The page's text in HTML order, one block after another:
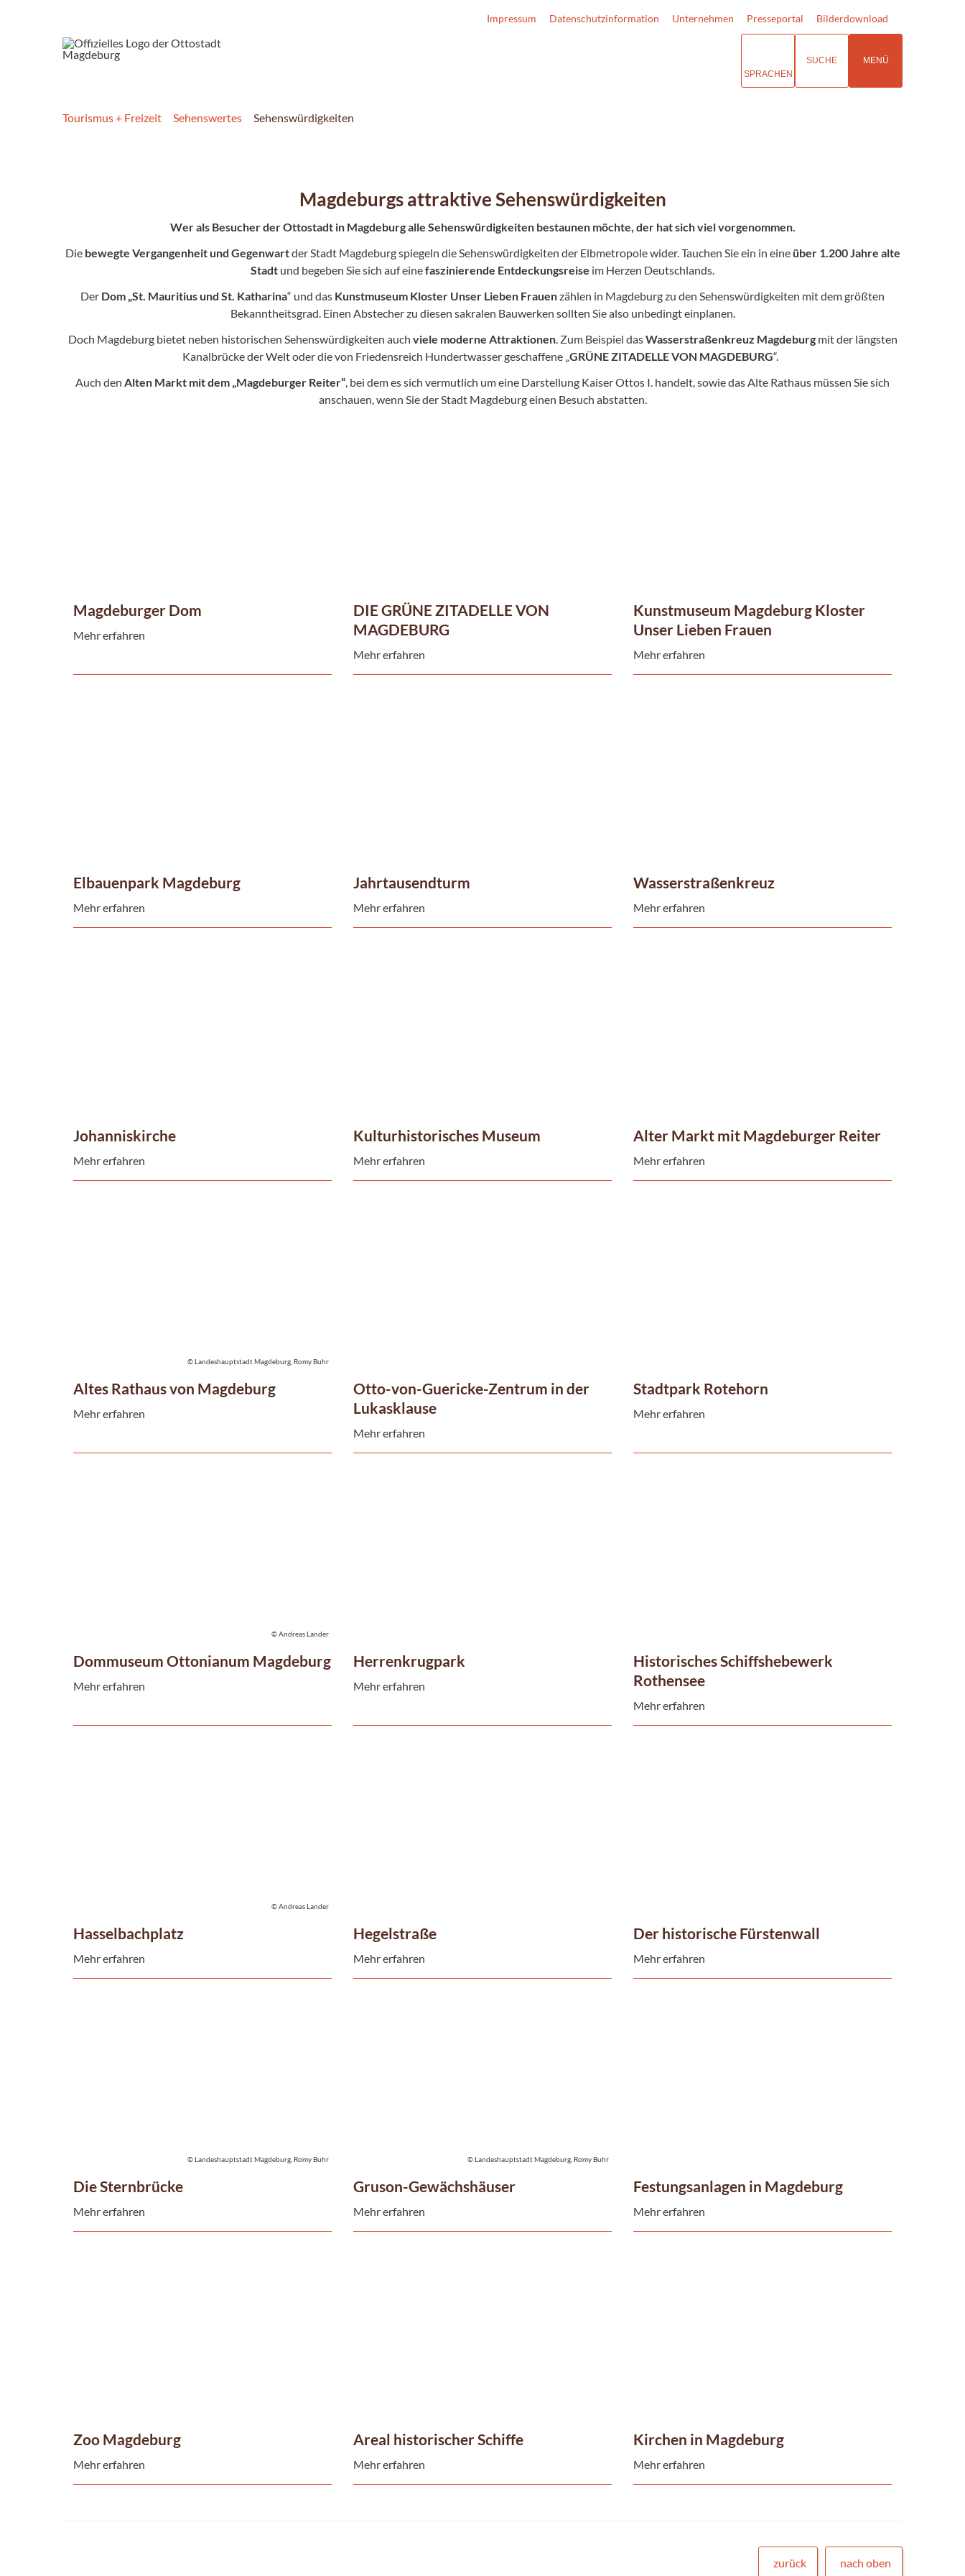
Impressum Datenschutzinformation Unternehmen Presseportal Bilderdownload
SPRACHEN
SUCHE MENÜ
Tourismus + Freizeit Sehenswertes Sehenswürdigkeiten
Magdeburgs attraktive Sehenswürdigkeiten
Wer als Besucher der Ottostadt in Magdeburg alle Sehenswürdigkeiten bestaunen möchte, der hat sich viel vorgenommen.
Die bewegte Vergangenheit und Gegenwartder Stadt Magdeburg spiegeln die Sehenswürdigkeiten der Elbmetropole wider. Tauchen Sie ein in eine über 1.200 Jahre alte
Stadt und begeben Sie sich auf einefaszinierende Entdeckungsreise im Herzen Deutschlands.
Der Dom „St. Mauritius und St. Katharina“ und das Kunstmuseum Kloster Unser Lieben Frauenzählen in Magdeburg zu den Sehenswürdigkeiten mit dem größten
Bekanntheitsgrad. Einen Abstecher zu diesen sakralen Bauwerken sollten Sie also unbedingt einplanen.
Doch Magdeburg bietet neben historischen Sehenswürdigkeiten auch viele moderne Attraktionen. Zum Beispiel dasWasserstraßenkreuz Magdeburgmit der längsten
Kanalbrücke der Welt oder die von Friedensreich Hundertwasser geschaffene „GRÜNE ZITADELLE VON MAGDEBURG“.
Auch den Alten Markt mit dem „Magdeburger Reiter“, bei dem es sich vermutlich um eine Darstellung Kaiser Ottos I. handelt, sowie das Alte Rathaus müssen Sie sich
anschauen, wenn Sie der Stadt Magdeburg einen Besuch abstatten.
Magdeburger Dom
Mehr erfahren
DIE GRÜNE ZITADELLE VON
MAGDEBURG
Mehr erfahren
Kunstmuseum Magdeburg Kloster
Unser Lieben Frauen
Mehr erfahren
Elbauenpark Magdeburg
Mehr erfahren
Jahrtausendturm
Mehr erfahren
Wasserstraßenkreuz
Mehr erfahren
Johanniskirche
Mehr erfahren
Kulturhistorisches Museum
Mehr erfahren
Alter Markt mit Magdeburger Reiter
Mehr erfahren
Altes Rathaus von Magdeburg
Mehr erfahren
© Landeshauptstadt Magdeburg, Romy Buhr
Otto-von-Guericke-Zentrum in der
Lukasklause
Mehr erfahren
Stadtpark Rotehorn
Mehr erfahren
Dommuseum Ottonianum Magdeburg
Mehr erfahren
© Andreas Lander
Herrenkrugpark
Mehr erfahren
Historisches Schiffshebewerk
Rothensee
Mehr erfahren
Hasselbachplatz
Mehr erfahren
© Andreas Lander
Hegelstraße
Mehr erfahren
Der historische Fürstenwall
Mehr erfahren
Die Sternbrücke
Mehr erfahren
© Landeshauptstadt Magdeburg, Romy Buhr
Gruson-Gewächshäuser
Mehr erfahren
© Landeshauptstadt Magdeburg, Romy Buhr
Festungsanlagen in Magdeburg
Mehr erfahren
Zoo Magdeburg
Mehr erfahren
Areal historischer Schiffe
Mehr erfahren
Kirchen in Magdeburg
Mehr erfahren
zurück nach oben